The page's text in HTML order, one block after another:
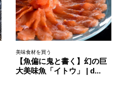
美味食材を買う
【魚偏に鬼と書く】幻の巨
大美味魚「イトウ」 | d...